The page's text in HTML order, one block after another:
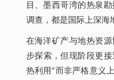
目、墨西哥湾的热泉
调查，都是国际上深海
在海洋矿产与地热资
步探索，但现阶段更
热利用”而非严格意义